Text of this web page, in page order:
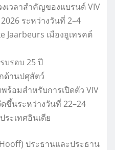
เวลาสำคัญของแบรนด์ VIV
ระหว่างวันที่ 2–4
Jaarbeurs เมืองอูเทรคต์
บรอบ 25 ปี
ด้านปศุสัตว์
ร้อมสำหรับการเปิดตัว VIV
ขึ้นระหว่างวันที่ 22–24
ระเทศอินเดีย
ประธานและประธาน